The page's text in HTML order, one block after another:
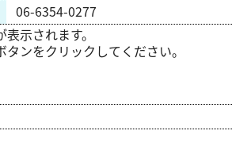
06-6354-0277
示されます。
ンをクリックしてください。